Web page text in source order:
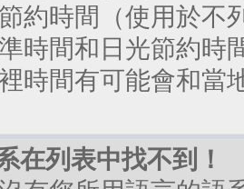
約時間（使用於不
時間和日光節約時
時間有可能會和當
在列表中找不到！